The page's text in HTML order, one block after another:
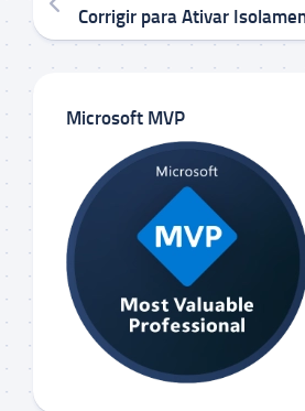
Microsoft MVP